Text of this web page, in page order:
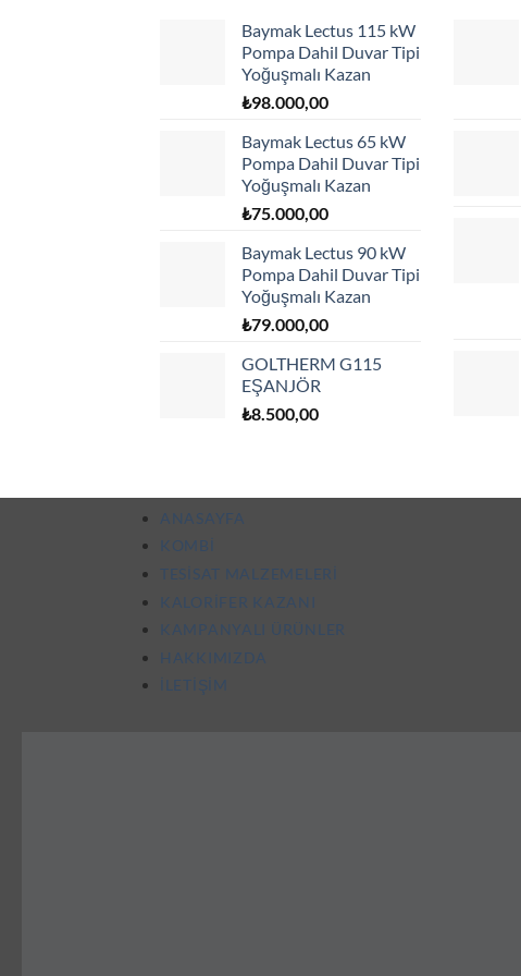
Baymak Lectus 115 kW
Pompa Dahil Duvar Tipi
Yoğuşmalı Kazan
₺98.000,00
Baymak Lectus 65 kW
Pompa Dahil Duvar Tipi
Yoğuşmalı Kazan
₺75.000,00
Baymak Lectus 90 kW
Pompa Dahil Duvar Tipi
Yoğuşmalı Kazan
₺79.000,00
GOLTHERM G115
EŞANJÖR
₺8.500,00
ANASAYFA
KOMBI
TESISAT MALZEMELERI
KALORIFER KAZANI
KAMPANYALI ÜRÜNLER
HAKKIMIZDA
İLETIŞIM